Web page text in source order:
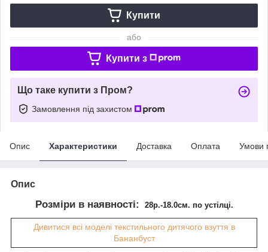
Купити
або
Купити з
Що таке купити з Пром?
Замовлення під захистом
Опис Характеристики Доставка Оплата Умови
Опис
Розміри в наявності: 28р.-18.0см. по устілці.
Дивитися всі моделі текстильного дитячого взуття в
Бананбуст